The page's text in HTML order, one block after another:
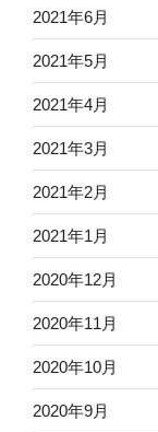
2021年6月
2021年5月
2021年4月
2021年3月
2021年2月
2021年1月
2020年12月
2020年11月
2020年10月
2020年9月